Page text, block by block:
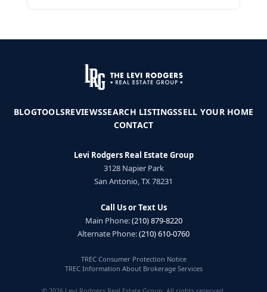
BLOGTOOLSREVIEWSSEARCH LISTINGSSELL YOUR HOME
CONTACT
Levi Rodgers Real Estate Group
3128 Napier Park
San Antonio, TX 78231
Call Us or Text Us
Main Phone:(210) 879-8220
Alternate Phone:(210) 610-0760
TREC Consumer Protection Notice
TREC Information About Brokerage Services